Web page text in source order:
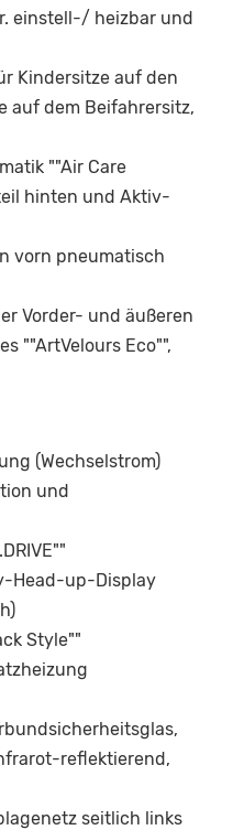
einstell-/ heizbar und
Kindersitze auf den
auf dem Beifahrersitz,
""Air Care
hinten und Aktiv-
vorn pneumatisch
Vorder- und äußeren
""ArtVelours Eco"",
(Wechselstrom)
und
Head-up-Display
Style""
reflektierend,
seitlich links